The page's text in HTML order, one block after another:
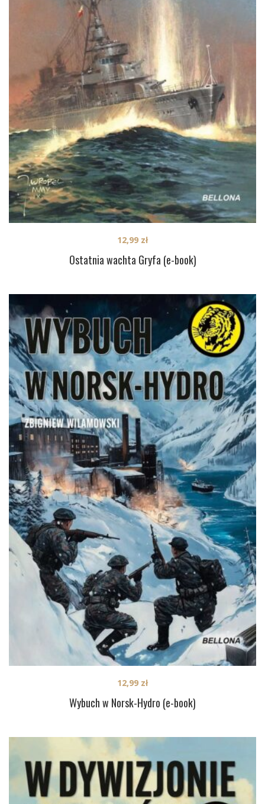
Ostatnia wachta Gryfa (e-book)
12,99 zł
Wybuch w Norsk-Hydro (e-book)
12,99 zł